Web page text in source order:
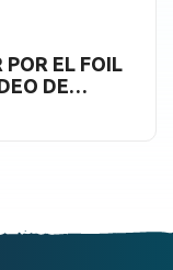
POR EL FOIL
DE